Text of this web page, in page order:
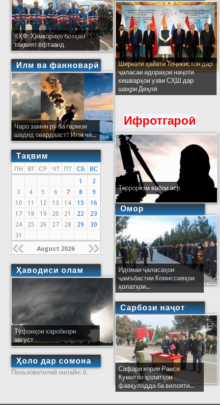
КҲФ: Ҳамкориҳо бозҳам
тақвият ёфтаанд
Илм ва фанноварӣ
Чаро замин рӯ ба гармои
шадид овардааст? Илм чӣ...
Тақвим
ПН ВТ СР ЧТ ПТ СБ
ВС
1
2
3
4 5 6 7 8
9
10
11 12 13 14 15
16
17
18 19 20 21 22
23
24
25 26 27 28 29
30
31
August 2026
Ҳаводиси олам
Тӯфонҳои харобкори
август
Ҳоло дар сомона
Пользователей онлайн: 0.
Ширкати ҳайати Тоҷикистон дар
ҷаласаи идораҳои наҷоти
кишварҳои узви СҲШ дар
шаҳри Деҳлӣ
Ифротгароӣ
Терроризм вабои аср
Омор
Идомаи ҷаласаҳои
ҷамъбастии Комиссияҳои
ҳолатҳои...
Сарбози наҷот
Сафари кории Раиси
Кумитаи ҳолатҳои
фавқулодда ба вилояти...